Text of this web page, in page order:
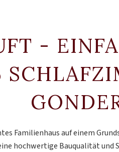
-
Familienhaus auf einem
hochwertige Bauqualität und